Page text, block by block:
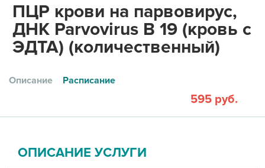
ПРАВОВАЯ ИНФОРМАЦИЯ
ПЦР крови на парвовирус,
ДНК Parvovirus B 19 (кровь с
ЭДТА) (количественный)
Описание Расписание
595 руб.
ОПИСАНИЕ УСЛУГИ